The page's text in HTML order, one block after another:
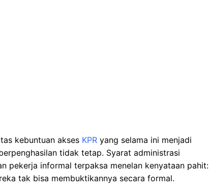
kebuntuan akses KPR yang selama ini menjadi
tidak tetap. Syarat administrasi
pekerja informal terpaksa menelan kenyataan pahit:
tak bisa membuktikannya secara formal.